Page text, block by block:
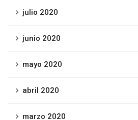
julio 2020
junio 2020
mayo 2020
abril 2020
marzo 2020